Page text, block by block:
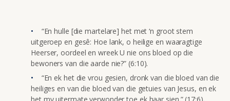
“En hulle [die martelare] het met ‘n groot stem
uitgeroep en gesê: Hoe lank, o heilige en waaragtige
Heerser, oordeel en wreek U nie ons bloed op die
bewoners van die aarde nie?” (6:10).
“En ek het die vrou gesien, dronk van die bloed van die
heiliges en van die bloed van die getuies van Jesus, en ek